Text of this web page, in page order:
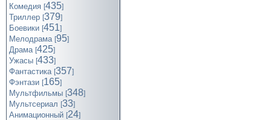
Комедия [435]
Триллер [379]
Боевики [451]
Мелодрама [95]
Драма [425]
Ужасы [433]
Фантастика [357]
Фэнтази [165]
Мультфильмы [348]
Мультсериал [33]
Анимационный [24]